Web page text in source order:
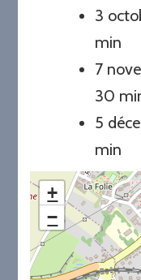
3
min
7
30
5
min
+
−